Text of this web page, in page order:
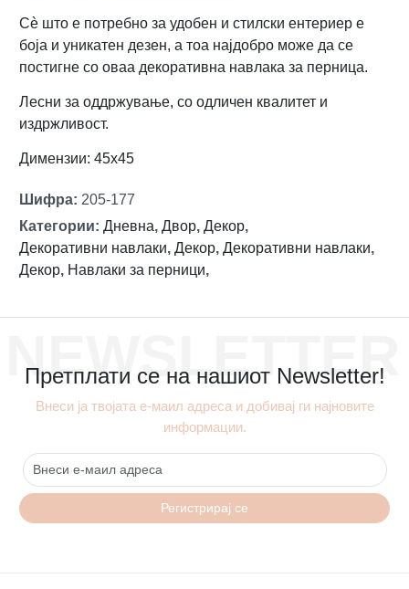
Сè што е потребно за удобен и стилски ентериер е
боја и уникатен дезен, а тоа најдобро може да се
постигне со оваа декоративна навлака за перница.
Лесни за оддржување, со одличен квалитет и
издржливост.
Димензии: 45х45
Шифра: 205-177
Категории: Дневна, Двор, Декор,
Декоративни навлаки, Декор, Декоративни навлаки,
Декор, Навлаки за перници,
NEWSLETTER
Претплати се на нашиот Newsletter!
Внеси ја твојата е-маил адреса и добивај ги најновите
информации.
Регистрирај се